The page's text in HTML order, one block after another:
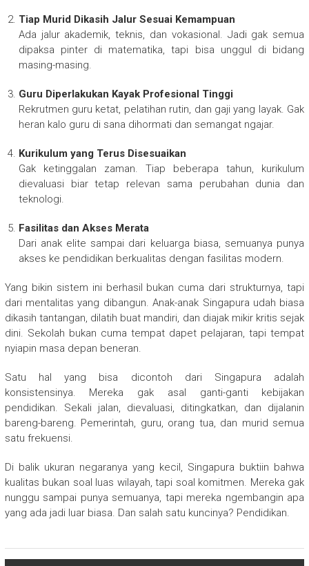
Tiap Murid Dikasih Jalur Sesuai Kemampuan
Ada jalur akademik, teknis, dan vokasional. Jadi gak semua
dipaksa pinter di matematika, tapi bisa unggul di bidang
masing-masing.
Guru Diperlakukan Kayak Profesional Tinggi
Rekrutmen guru ketat, pelatihan rutin, dan gaji yang layak. Gak
heran kalo guru di sana dihormati dan semangat ngajar.
Kurikulum yang Terus Disesuaikan
Gak ketinggalan zaman. Tiap beberapa tahun, kurikulum
dievaluasi biar tetap relevan sama perubahan dunia dan
teknologi.
Fasilitas dan Akses Merata
Dari anak elite sampai dari keluarga biasa, semuanya punya
akses ke pendidikan berkualitas dengan fasilitas modern.
Yang bikin sistem ini berhasil bukan cuma dari strukturnya, tapi
dari mentalitas yang dibangun. Anak-anak Singapura udah biasa
dikasih tantangan, dilatih buat mandiri, dan diajak mikir kritis sejak
dini. Sekolah bukan cuma tempat dapet pelajaran, tapi tempat
nyiapin masa depan beneran.
Satu hal yang bisa dicontoh dari Singapura adalah
konsistensinya. Mereka gak asal ganti-ganti kebijakan
pendidikan. Sekali jalan, dievaluasi, ditingkatkan, dan dijalanin
bareng-bareng. Pemerintah, guru, orang tua, dan murid semua
satu frekuensi.
Di balik ukuran negaranya yang kecil, Singapura buktiin bahwa
kualitas bukan soal luas wilayah, tapi soal komitmen. Mereka gak
nunggu sampai punya semuanya, tapi mereka ngembangin apa
yang ada jadi luar biasa. Dan salah satu kuncinya? Pendidikan.